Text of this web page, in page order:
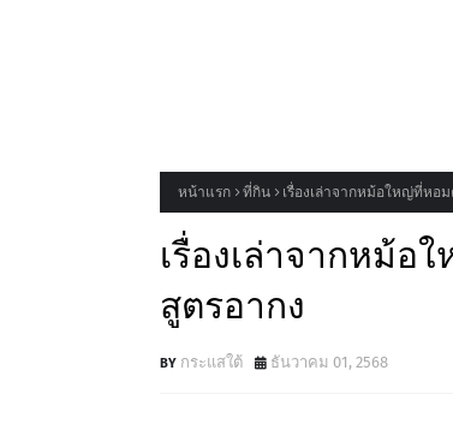
หน้าแรก ที่กิน เรื่องเล่าจากหม้อใหญ่ที่หอ
เรื่องเล่าจากหม้
สูตรอากง
กระแสใต้ ธันวาคม 01, 2568